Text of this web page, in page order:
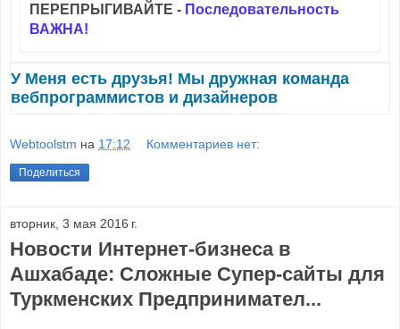
ПЕРЕПРЫГИВАЙТЕ - Последовательность
ВАЖНА!
У Меня есть друзья! Мы дружная команда
вебпрограммистов и дизайнеров
Webtoolstm на 17:12 Комментариев нет:
Поделиться
вторник, 3 мая 2016 г.
Новости Интернет-бизнеса в
Ашхабаде: Сложные Супер-сайты для
Туркменских Предпринимател...